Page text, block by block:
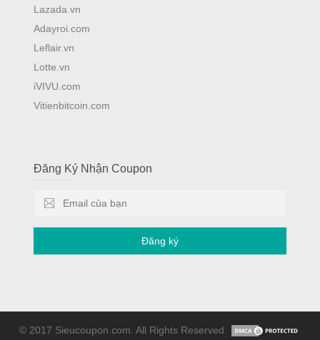
Lazada.vn
Adayroi.com
Leflair.vn
Lotte.vn
iVIVU.com
Vitienbitcoin.com
Đăng Ký Nhận Coupon
Đăng ký
© 2017 Sieucoupon.com. All Rights Reserved.